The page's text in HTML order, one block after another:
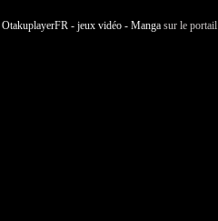
OtakuplayerFR - jeux vidéo - Manga sur le